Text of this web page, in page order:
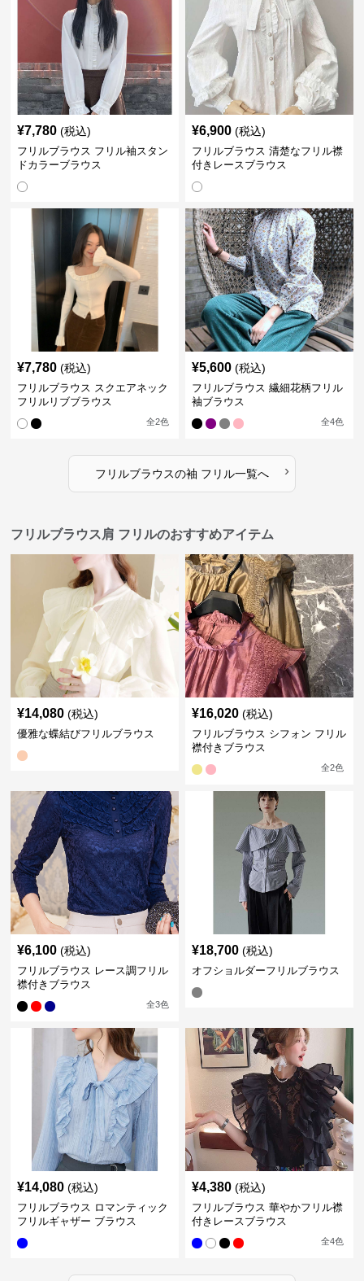
¥7,780 (税込)
フリルブラウス フリル袖スタン
ドカラーブラウス
¥6,900 (税込)
フリルブラウス 清楚なフリル襟
付きレースブラウス
¥7,780 (税込)
フリルブラウス スクエアネック
フリルリブブラウス
全2色
¥5,600 (税込)
フリルブラウス 繊細花柄フリル
袖ブラウス
全4色
フリルブラウスの袖 フリル一覧へ ›
フリルブラウス肩 フリルのおすすめアイテム
¥14,080 (税込)
優雅な蝶結びフリルブラウス
¥16,020 (税込)
フリルブラウス シフォン フリル
襟付きブラウス
全2色
¥6,100 (税込)
フリルブラウス レース調フリル
襟付きブラウス
全3色
¥18,700 (税込)
オフショルダーフリルブラウス
¥14,080 (税込)
フリルブラウス ロマンティック
フリルギャザー ブラウス
¥4,380 (税込)
フリルブラウス 華やかフリル襟
付きレースブラウス
全4色